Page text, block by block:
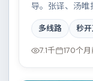
导。张译、汤唯
华、李秉宪等
场看似偶然的事
多线路 秒
7.1千 170个